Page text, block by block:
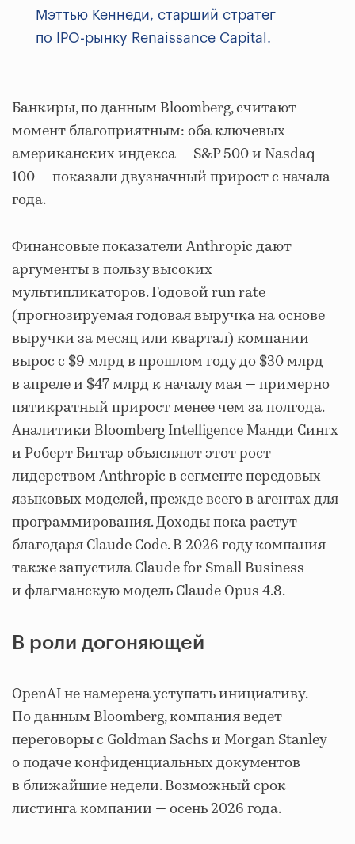
Мэттью Кеннеди, старший стратег
по IPO-рынку Renaissance Capital.
Банкиры, по данным Bloomberg, считают
момент благоприятным: оба ключевых
американских индекса — S&P 500 и Nasdaq
100 — показали двузначный прирост с начала
года.
Финансовые показатели Anthropic дают
аргументы в пользу высоких
мультипликаторов. Годовой run rate
(прогнозируемая годовая выручка на основе
выручки за месяц или квартал) компании
вырос с $9 млрд в прошлом году до $30 млрд
в апреле и $47 млрд к началу мая — примерно
пятикратный прирост менее чем за полгода.
Аналитики Bloomberg Intelligence Манди Сингх
и Роберт Биггар объясняют этот рост
лидерством Anthropic в сегменте передовых
языковых моделей, прежде всего в агентах для
программирования. Доходы пока растут
благодаря Claude Code. В 2026 году компания
также запустила Claude for Small Business
и флагманскую модель Claude Opus 4.8.
В роли догоняющей
OpenAI не намерена уступать инициативу.
По данным Bloomberg, компания ведет
переговоры с Goldman Sachs и Morgan Stanley
о подаче конфиденциальных документов
в ближайшие недели. Возможный срок
листинга компании — осень 2026 года.